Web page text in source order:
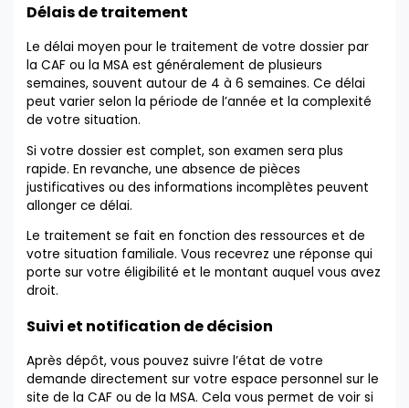
Délais de traitement
Le délai moyen pour le traitement de votre dossier par
la CAF ou la MSA est généralement de plusieurs
semaines, souvent autour de 4 à 6 semaines. Ce délai
peut varier selon la période de l’année et la complexité
de votre situation.
Si votre dossier est complet, son examen sera plus
rapide. En revanche, une absence de pièces
justificatives ou des informations incomplètes peuvent
allonger ce délai.
Le traitement se fait en fonction des ressources et de
votre situation familiale. Vous recevrez une réponse qui
porte sur votre éligibilité et le montant auquel vous avez
droit.
Suivi et notification de décision
Après dépôt, vous pouvez suivre l’état de votre
demande directement sur votre espace personnel sur le
site de la CAF ou de la MSA. Cela vous permet de voir si